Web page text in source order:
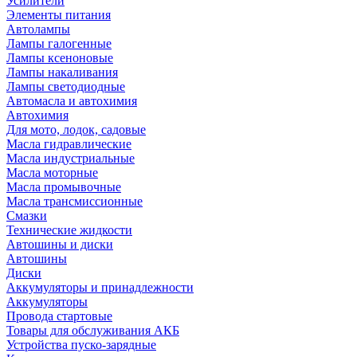
Элементы питания
Автолампы
Лампы галогенные
Лампы ксеноновые
Лампы накаливания
Лампы светодиодные
Автомасла и автохимия
Автохимия
Для мото, лодок, садовые
Масла гидравлические
Масла индустриальные
Масла моторные
Масла промывочные
Масла трансмиссионные
Смазки
Технические жидкости
Автошины и диски
Автошины
Диски
Аккумуляторы и принадлежности
Аккумуляторы
Провода стартовые
Товары для обслуживания АКБ
Устройства пуско-зарядные